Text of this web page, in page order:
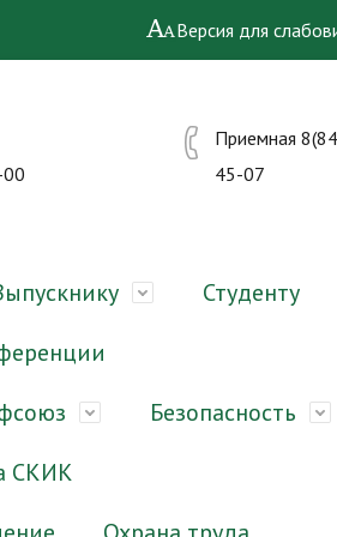
Версия для
Приемная
45-07
Студенту
Безопасность
СКИК